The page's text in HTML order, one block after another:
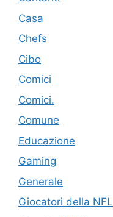
Casa
Chefs
Cibo
Comici
Comici.
Comune
Educazione
Gaming
Generale
Giocatori della NFL